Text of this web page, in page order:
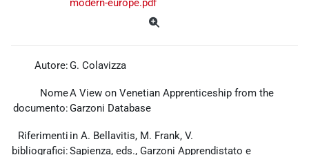
modern-europe.pdf
Autore:G. Colavizza
Nome
documento:
A View on Venetian Apprenticeship from the
Garzoni Database
Riferimenti
bibliografici:
in A. Bellavitis, M. Frank, V.
Sapienza, eds., Garzoni Apprendistato e